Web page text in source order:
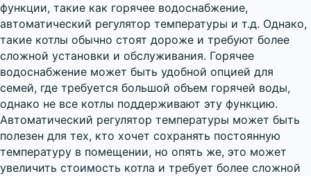
функции, такие как горячее водоснабжение,
автоматический регулятор температуры и т.д. Однако,
такие котлы обычно стоят дороже и требуют более
сложной установки и обслуживания. Горячее
водоснабжение может быть удобной опцией для
семей, где требуется большой объем горячей воды,
однако не все котлы поддерживают эту функцию.
Автоматический регулятор температуры может быть
полезен для тех, кто хочет сохранять постоянную
температуру в помещении, но опять же, это может
увеличить стоимость котла и требует более сложной